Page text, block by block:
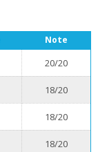
Note
20/20
18/20
18/20
18/20